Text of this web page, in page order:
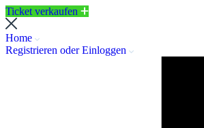
Ticket verkaufen
Home
Registrieren oder Einloggen